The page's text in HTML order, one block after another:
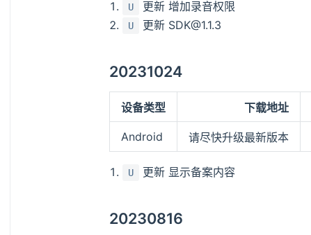
U 更新 增加录音权限
U 更新 SDK@1.1.3
20231024
设备类型 下载地址
Android 请尽快升级最新版本
U 更新 显示备案内容
20230816